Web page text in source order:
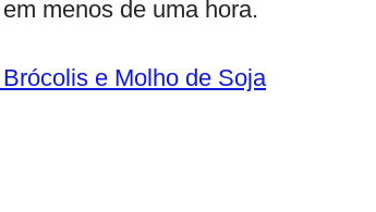
menos de uma hora.
e Molho de Soja